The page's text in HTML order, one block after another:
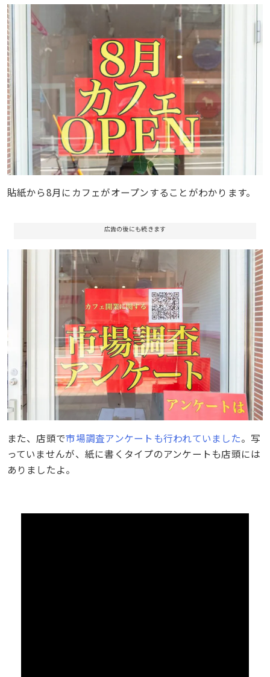
貼紙から8月にカフェがオープンすることがわかります。
広告の後にも続きます
また、店頭で市場調査アンケートも行われていました。写
っていませんが、紙に書くタイプのアンケートも店頭には
ありましたよ。